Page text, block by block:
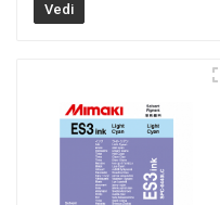
Vedi